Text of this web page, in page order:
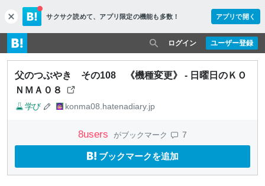
c
l
o
s
e
サクサク読めて、 アプリ限定の機能も多数！ アプリで開く
ユーザー登録
ログイン
父のつぶやき その108 《機種変更》 - 日曜日のＫＯ
ＮＭＡ０８
学び konma08.hatenadiary.jp
8users がブックマーク 7
ブックマークを追加